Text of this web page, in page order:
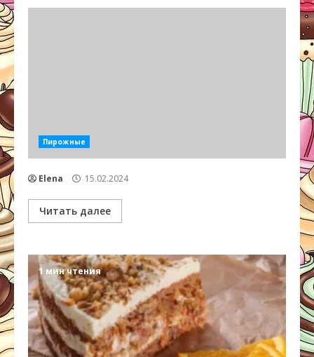
Пирожные
Elena 15.02.2024
Читать далее
1 мин чтения